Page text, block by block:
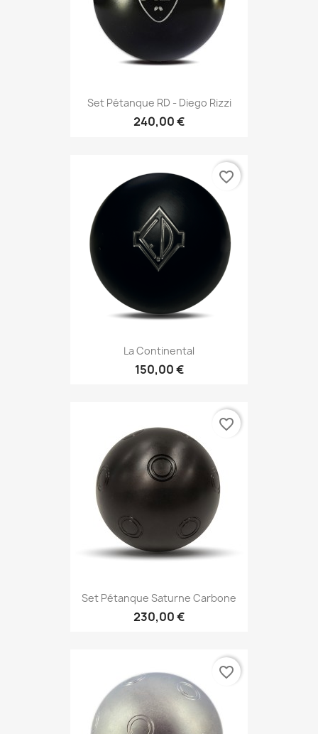
Set Pétanque RD - Diego Rizzi
240,00 €
La Continental
150,00 €
favorite_border
Set Pétanque Saturne Carbone
230,00 €
favorite_border
favorite_border